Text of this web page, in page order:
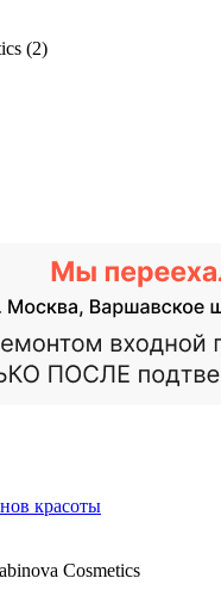
(2)
красоты
Cosmetics